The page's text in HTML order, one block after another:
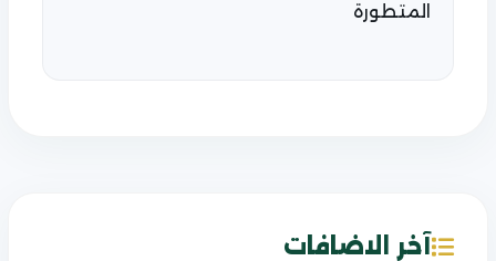
المتطورة
آخر الاضافات